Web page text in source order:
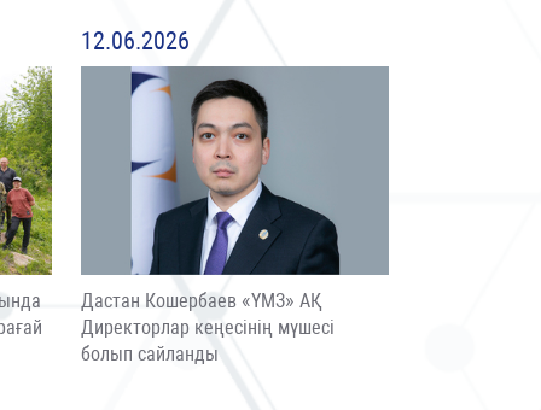
12.06.2026
Дастан Кошербаев «ҮМЗ» АҚ
Директорлар кеңесінің мүшесі
болып сайланды